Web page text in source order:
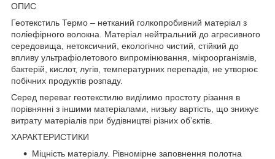
ОПИС
Геотекстиль Термо – нетканий голкопробивний матеріал з
поліефірного волокна. Матеріал нейтральний до агресивного
середовища, нетоксичний, екологічно чистий, стійкий до
впливу ультрафіолетового випромінювання, мікроорганізмів,
бактерій, кислот, лугів, температурних перепадів, не утворює
побічних продуктів розпаду.
Серед переваг геотекстилю виділимо простоту різання в
порівнянні з іншими матеріалами, низьку вартість, що знижує
витрату матеріалів при будівництві різних об’єктів.
ХАРАКТЕРИСТИКИ
Міцність матеріалу. Рівномірне заповнення полотна